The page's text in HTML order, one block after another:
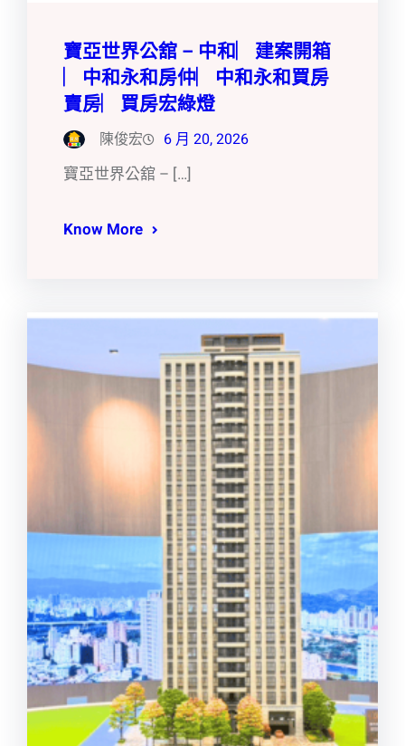
寶亞世界公舘 – 中和︳建案開箱
︳中和永和房仲︳中和永和買房
賣房︳買房宏綠燈
陳俊宏 6 月 20, 2026
寶亞世界公舘 – […]
Know More